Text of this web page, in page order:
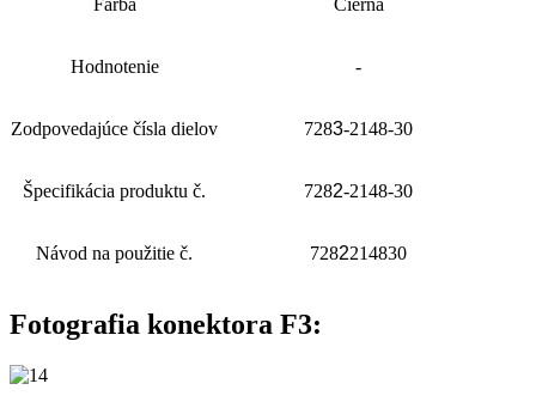
Farba Čierna
Hodnotenie -
Zodpovedajúce čísla dielov 7283-2148-30
Špecifikácia produktu č. 7282-2148-30
Návod na použitie č. 7282214830
Fotografia konektora F3: